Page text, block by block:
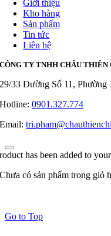
Giới thiệu
Kho hàng
Sản phẩm
Tin tức
Liên hệ
CÔNG TY TNHH CHÂU THIÊN
29/33 Đường Số 11,
Hotline:0901.327.774
Email:
has been added to
Chưa có sản phẩm trong giỏ
Go to Top